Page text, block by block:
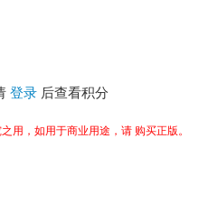
登录 后查看积分
用，如用于商业用途，请 购买正版。